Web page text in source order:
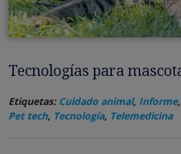
Tecnologías para
Etiquetas: Cuidado animal, Informe,
Pet tech, Tecnología, Telemedicina